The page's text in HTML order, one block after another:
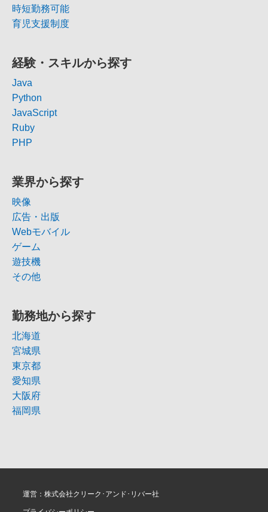
時短勤務可能
育児支援制度
経験・スキルから探す
Java
Python
JavaScript
Ruby
PHP
業界から探す
映像
広告・出版
Webモバイル
ゲーム
遊技機
その他
勤務地から探す
北海道
宮城県
東京都
愛知県
大阪府
福岡県
運営：株式会社クリーク･アンド･リバー社